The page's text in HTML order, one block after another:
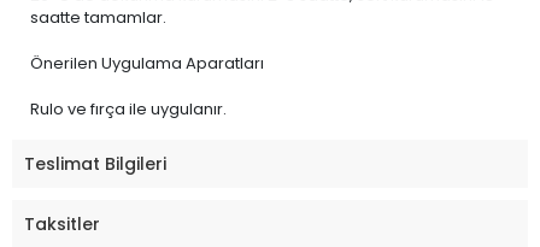
saatte tamamlar.
Önerilen Uygulama Aparatları
Rulo ve fırça ile uygulanır.
Teslimat Bilgileri
Taksitler